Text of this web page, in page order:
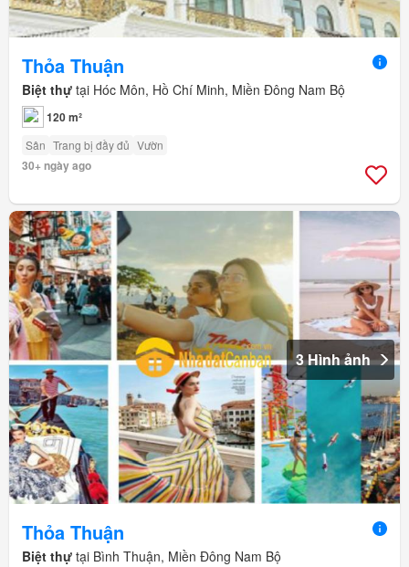
Thỏa Thuận
Biệt thự tại Hóc Môn, Hồ Chí Minh, Miền Đông Nam Bộ
120 m²
Sân Trang bị đầy đủ Vườn
30+ ngày ago
3 Hình ảnh
Thỏa Thuận
Biệt thự tại Bình Thuận, Miền Đông Nam Bộ